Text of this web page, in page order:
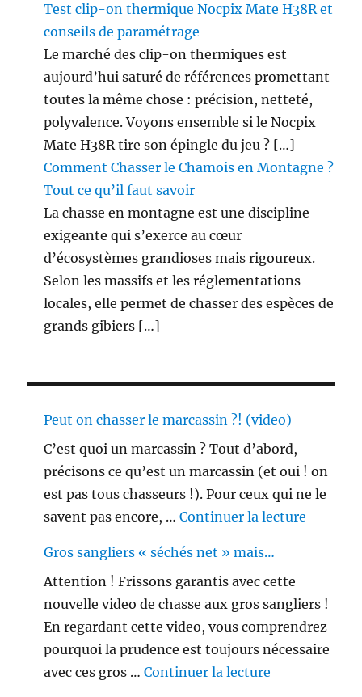
Test clip-on thermique Nocpix Mate H38R et
conseils de paramétrage
Le marché des clip-on thermiques est
aujourd’hui saturé de références promettant
toutes la même chose : précision, netteté,
polyvalence. Voyons ensemble si le Nocpix
Mate H38R tire son épingle du jeu ? […]
Comment Chasser le Chamois en Montagne ?
Tout ce qu’il faut savoir
La chasse en montagne est une discipline
exigeante qui s’exerce au cœur
d’écosystèmes grandioses mais rigoureux.
Selon les massifs et les réglementations
locales, elle permet de chasser des espèces de
grands gibiers […]
Peut on chasser le marcassin ?! (video)
C’est quoi un marcassin ? Tout d’abord,
précisons ce qu’est un marcassin (et oui ! on
est pas tous chasseurs !). Pour ceux qui ne le
savent pas encore, …Continuer la lecture
Gros sangliers « séchés net » mais…
Attention ! Frissons garantis avec cette
nouvelle video de chasse aux gros sangliers !
En regardant cette video, vous comprendrez
pourquoi la prudence est toujours nécessaire
avec ces gros …Continuer la lecture